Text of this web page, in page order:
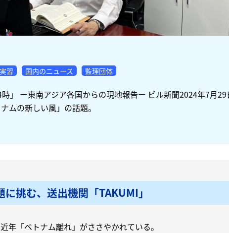
習 国内のニュース 監理団体
」 ー東南アジア各国からの現地報告ー ビル新聞2024年7月29
ムの新しい風」の話題。
挑む、送出機関「TAKUMI」
年「ベトナム離れ」がささやかれている。